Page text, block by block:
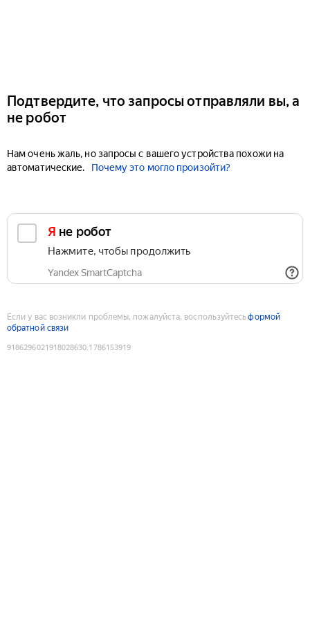
Подтвердите, что запросы отправляли вы, а
не робот
Нам очень жаль, но запросы с вашего устройства похожи на
автоматические.
Почему это могло произойти?
Я не робот
Нажмите, чтобы продолжить
Yandex SmartCaptcha
Если у вас возникли проблемы, пожалуйста, воспользуйтесьформой
обратной связи
9186296021918028630:1786153919